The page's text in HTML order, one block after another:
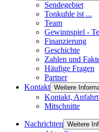
Sendegebiet
Tonkuhle ist ...
Team
Gewinnspiel -
Finanzierung
Geschichte
Zahlen und
Häufige Fragen
Partner
Kontakt Weitere
Kontakt,
Mitschnitte
Nachrichten Weitere